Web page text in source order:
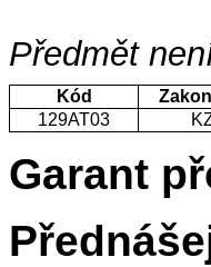
Předmět
Kód
129AT03
Garant